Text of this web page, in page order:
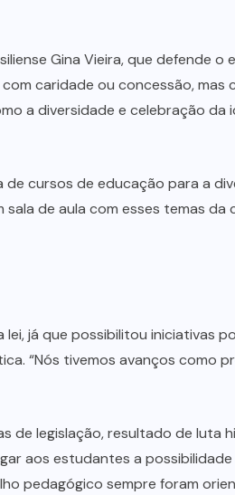
Gina Vieira, que defende
caridade ou concessão, mas
a diversidade e celebração da
cursos de educação para a
de aula com esses temas
já que possibilitou iniciativas
“Nós tivemos avanços como
de legislação, resultado de luta
aos estudantes a
pedagógico sempre foram